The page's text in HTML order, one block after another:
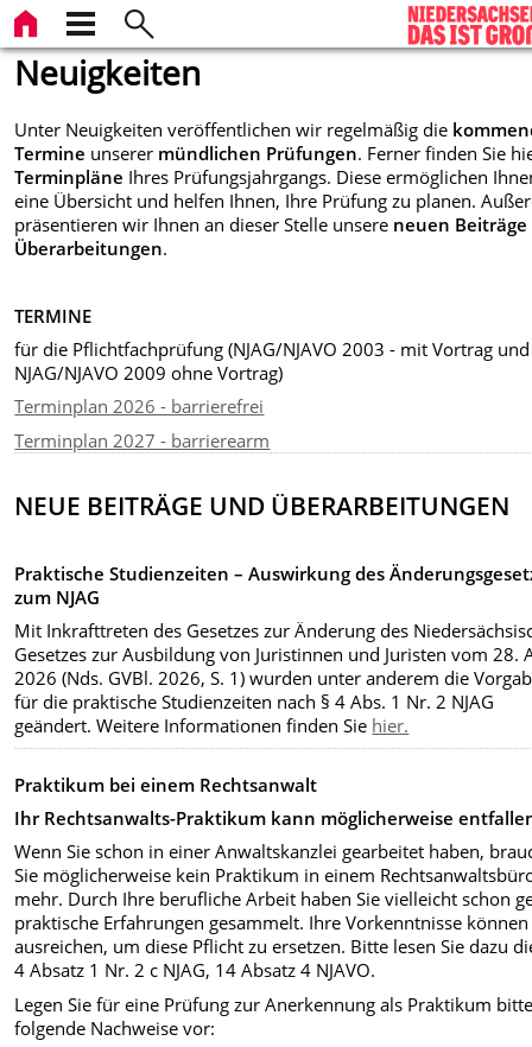
Neuigkeiten
Unter Neuigkeiten veröffentlichen wir regelmäßig die
Termine unserer mündlichen Prüfungen. Ferner finden Sie
Terminpläne Ihres Prüfungsjahrgangs. Diese ermöglichen
eine Übersicht und helfen Ihnen, Ihre Prüfung zu planen.
präsentieren wir Ihnen an dieser Stelle unsere neuen
Überarbeitungen.
TERMINE
für die Pflichtfachprüfung (NJAG/NJAVO 2003 - mit Vortrag und
NJAG/NJAVO 2009 ohne Vortrag)
Terminplan 2026 - barrierefrei
Terminplan 2027 - barrierearm
NEUE BEITRÄGE UND ÜBERARBEITUNGEN
Praktische Studienzeiten – Auswirkung des
zum NJAG
Mit Inkrafttreten des Gesetzes zur Änderung des
Gesetzes zur Ausbildung von Juristinnen und Juristen vom 28.
2026 (Nds. GVBl. 2026, S. 1) wurden unter anderem die
für die praktische Studienzeiten nach § 4 Abs. 1 Nr. 2 NJAG
geändert. Weitere Informationen finden Sie hier.
Praktikum bei einem Rechtsanwalt
Ihr Rechtsanwalts-Praktikum kann möglicherweise
Wenn Sie schon in einer Anwaltskanzlei gearbeitet haben,
Sie möglicherweise kein Praktikum in einem
mehr. Durch Ihre berufliche Arbeit haben Sie vielleicht schon
praktische Erfahrungen gesammelt. Ihre Vorkenntnisse
ausreichen, um diese Pflicht zu ersetzen. Bitte lesen Sie dazu
4 Absatz 1 Nr. 2 c NJAG, 14 Absatz 4 NJAVO.
Legen Sie für eine Prüfung zur Anerkennung als Praktikum
folgende Nachweise vor: